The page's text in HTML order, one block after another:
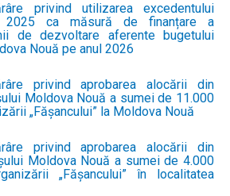
privind utilizarea excedentului
2025 ca măsură de finanțare a
de dezvoltare aferente bugetului
Nouă pe anul 2026
privind aprobarea alocării din
Moldova Nouă a sumei de 11.000
„Fășancului” la Moldova Nouă
privind aprobarea alocării din
Moldova Nouă a sumei de 4.000
„Fășancului” în localitatea